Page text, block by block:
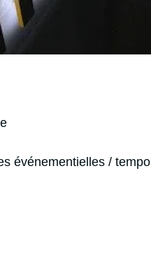
événementielles /